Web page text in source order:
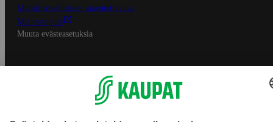
Mobiilisovelluksen saavutettavuus
Mainostajalle
Muuta evästeasetuksia
S-ryhmän palvelut